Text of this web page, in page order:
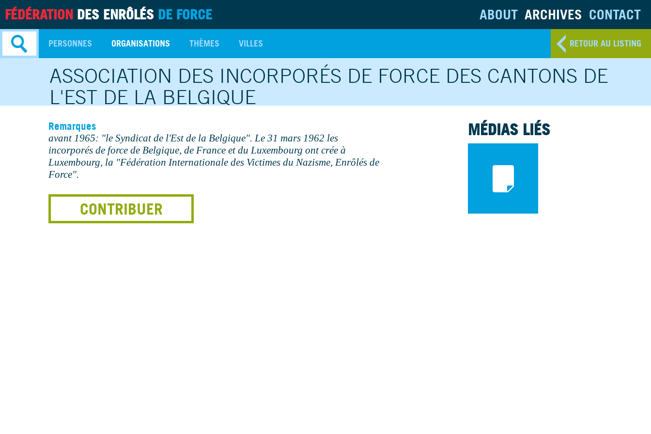
FÉDÉRATION DES ENRÔLÉS DE FORCE ABOUT ARCHIVES CONTACT
PERSONNES ORGANISATIONS THÈMES VILLES RETOUR AU LISTING
ASSOCIATION DES INCORPORÉS DE FORCE DES CANTONS DE
L'EST DE LA BELGIQUE
Remarques
avant 1965: "le Syndicat de l'Est de la Belgique". Le 31 mars 1962 les
incorporés de force de Belgique, de France et du Luxembourg ont crée à
Luxembourg, la "Fédération Internationale des Victimes du Nazisme, Enrôlés de
Force".
CONTRIBUER
MÉDIAS LIÉS